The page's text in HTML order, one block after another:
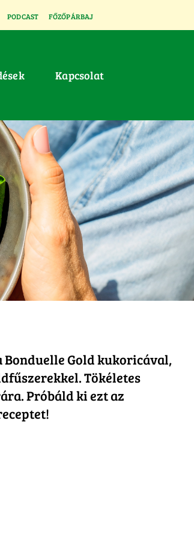
PODCAST FŐZŐPÁRBAJ
Kapcsolat
Gold kukoricával,
Tökéletes
Próbáld ki ezt az